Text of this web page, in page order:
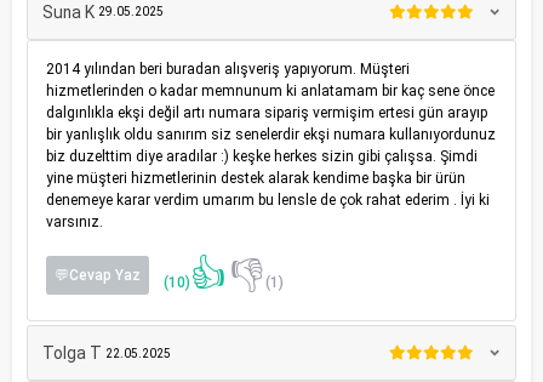
Suna K 29.05.2025
2014 yılından beri buradan alışveriş yapıyorum. Müşteri
hizmetlerinden o kadar memnunum ki anlatamam bir kaç sene önce
dalgınlıkla ekşi değil artı numara sipariş vermişim ertesi gün arayıp
bir yanlışlık oldu sanırım siz senelerdir ekşi numara kullanıyordunuz
biz duzelttim diye aradılar :) keşke herkes sizin gibi çalışsa. Şimdi
yine müşteri hizmetlerinin destek alarak kendime başka bir ürün
denemeye karar verdim umarım bu lensle de çok rahat ederim . İyi ki
varsınız.
💬Cevap Yaz (10) 👍👎(1)
Tolga T 22.05.2025